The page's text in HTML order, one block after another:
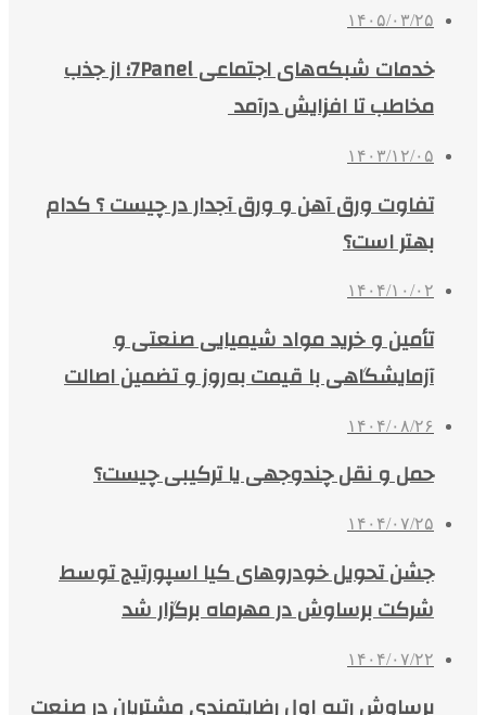
۱۴۰۵/۰۳/۲۵
خدمات شبکه‌های اجتماعی 7Panel؛ از جذب
مخاطب تا افزایش درآمد
۱۴۰۳/۱۲/۰۵
تفاوت ورق آهن و ورق آجدار در چیست ؟ کدام
بهتر است؟
۱۴۰۴/۱۰/۰۲
تأمین و خرید مواد شیمیایی صنعتی و
آزمایشگاهی با قیمت به‌روز و تضمین اصالت
۱۴۰۴/۰۸/۲۶
حمل و نقل چندوجهی یا ترکیبی چیست؟
۱۴۰۴/۰۷/۲۵
جشن تحویل خودروهای کیا اسپورتیج توسط
شرکت برساوش در مهرماه برگزار شد
۱۴۰۴/۰۷/۲۲